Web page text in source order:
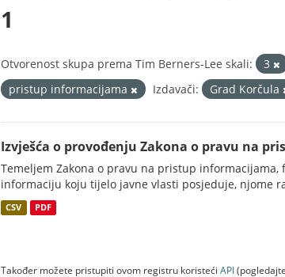
1
Otvorenost skupa prema Tim Berners-Lee skali: 3
pristup informacijama
Izdavači: Grad Korčula
Izvješća o provođenju Zakona o pravu na
Temeljem Zakona o pravu na pristup
informaciju koju tijelo javne vlasti posjeduje, njome
CSV PDF
Također možete pristupiti ovom registru koristeći API(pogledajte